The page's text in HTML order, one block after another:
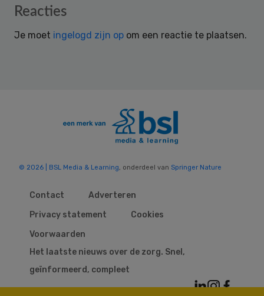
Reader
Reacties
Je moet ingelogd zijn op om een reactie te plaatsen.
© 2026 | BSL Media & Learning, onderdeel van Springer Nature
Contact
Adverteren
Privacy statement
Cookies
Voorwaarden
Het laatste nieuws over de zorg. Snel,
geïnformeerd, compleet